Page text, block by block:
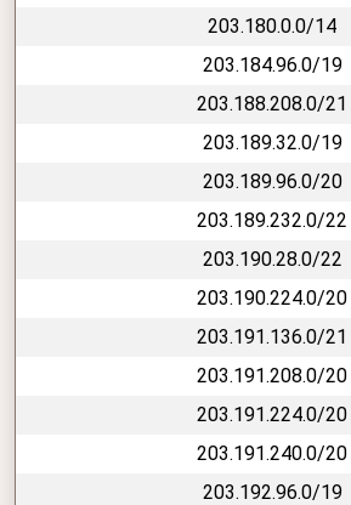
203.180.0.0/14
203.184.96.0/19
203.188.208.0/21
203.189.32.0/19
203.189.96.0/20
203.189.232.0/22
203.190.28.0/22
203.190.224.0/20
203.191.136.0/21
203.191.208.0/20
203.191.224.0/20
203.191.240.0/20
203.192.96.0/19